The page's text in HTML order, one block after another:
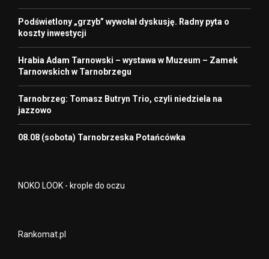
Podświetlony „grzyb” wywołał dyskusję. Radny pyta o
koszty inwestycji
Hrabia Adam Tarnowski – wystawa w Muzeum – Zamek
Tarnowskich w Tarnobrzegu
Tarnobrzeg: Tomasz Butryn Trio, czyli niedziela na
jazzowo
08.08 (sobota) Tarnobrzeska Potańcówka
NOKO LOOK - krople do oczu
Rankomat.pl